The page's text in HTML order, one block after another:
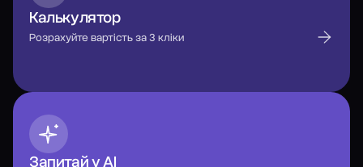
Калькулятор
Розрахуйте вартість за 3 кліки
Запитай у AI